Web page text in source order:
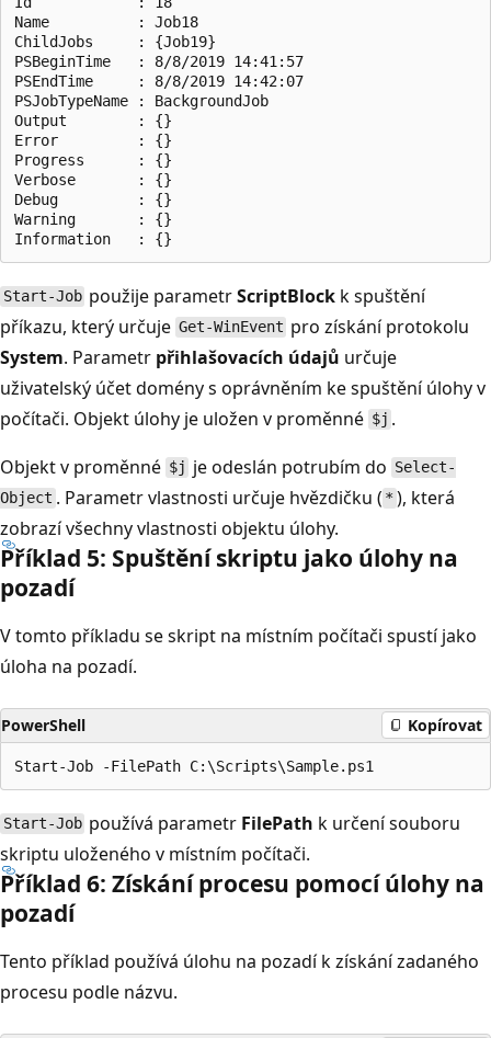
Name          : Job18
ChildJobs     : {Job19}
PSBeginTime   : 8/8/2019 14:41:57
PSEndTime     : 8/8/2019 14:42:07
PSJobTypeName : BackgroundJob
Output        : {}
Error         : {}
Progress      : {}
Verbose       : {}
Debug         : {}
Warning       : {}
Start-Job použije parametrScriptBlock k spuštění
příkazu, který určuje Get-WinEvent pro získání protokolu
System. Parametr přihlašovacích údajů určuje
uživatelský účet domény s oprávněním ke spuštění úlohy v
počítači. Objekt úlohy je uložen v proměnné $j .
Objekt v proměnné $j je odeslán potrubím do Select-
Object . Parametr vlastnosti určuje hvězdičku ( * ), která
zobrazí všechny vlastnosti objektu úlohy.
Příklad 5: Spuštění skriptu jako úlohy na
pozadí
V tomto příkladu se skript na místním počítači spustí jako
úloha na pozadí.
PowerShell Kopírovat
Start-Job používá parametr FilePath k určení souboru
skriptu uloženého v místním počítači.
Příklad 6: Získání procesu pomocí úlohy na
pozadí
Tento příklad používá úlohu na pozadí k získání zadaného
procesu podle názvu.